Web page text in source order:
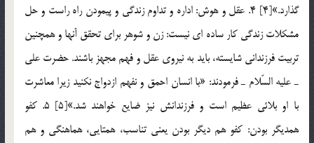
گذارد.»[4] 4. عقل و هوش: اداره و تداوم زندگي و پيمودن راه راست و حل
مشكلات زندگي كار ساده اي نيست: زن و شوهر براي تحقق آنها و همچنين
تربيت فرزنداني شايسته، بايد به نيروي عقل و فهم مجهز باشند. حضرت علي
ـ عليه السّلام ـ فرمودند: «با انسان احمق و نفهم ازدواج نكنيد زيرا معاشرت
با او بلائي عظيم است و فرزندانش نيز ضايع خواهند شد.»[5] 5. كفو
همديگر بودن: كفو هم ديگر بودن يعني تناسب، همتايي، هماهنگي و هم